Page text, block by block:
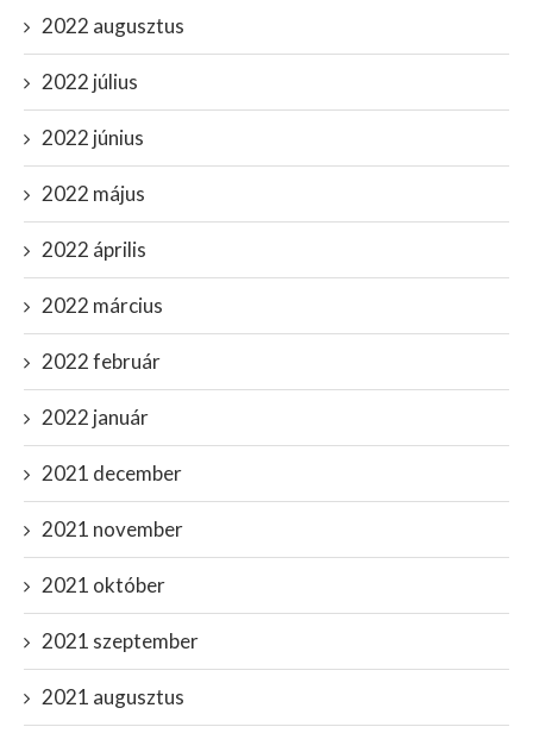
2022 augusztus
2022 július
2022 június
2022 május
2022 április
2022 március
2022 február
2022 január
2021 december
2021 november
2021 október
2021 szeptember
2021 augusztus